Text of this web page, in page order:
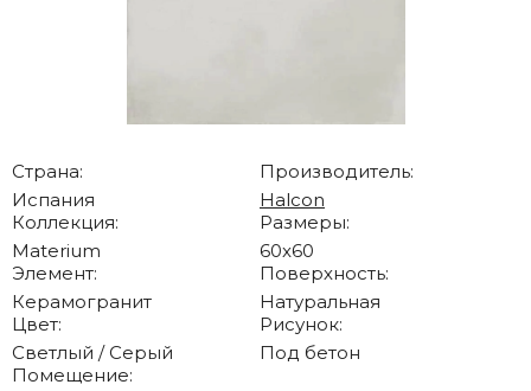
Страна:
Испания
Производитель:
Halcon
Коллекция:
Materium
Размеры:
60x60
Элемент:
Керамогранит
Поверхность:
Натуральная
Цвет:
Светлый / Серый
Рисунок:
Под бетон
Помещение: